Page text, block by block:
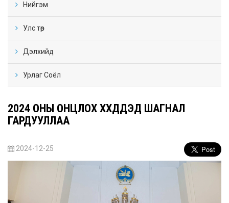
Нийгэм
Улс төр
Дэлхийд
Урлаг Соёл
2024 ОНЫ ОНЦЛОХ ХҮҮХДҮҮДЭД ШАГНАЛ
ГАРДУУЛЛАА
2024-12-25